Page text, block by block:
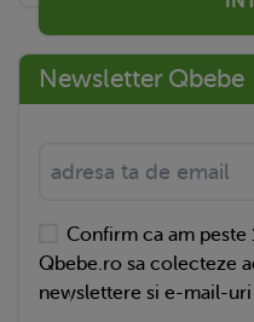
Newsletter Qbebe
Confirm ca am peste
Qbebe.ro sa colecteze
newslettere si e-mail-